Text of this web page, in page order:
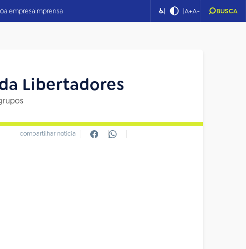
a empresaimprensa ♿| |A+A- BUSCA
Libertadores
compartilhar notícia